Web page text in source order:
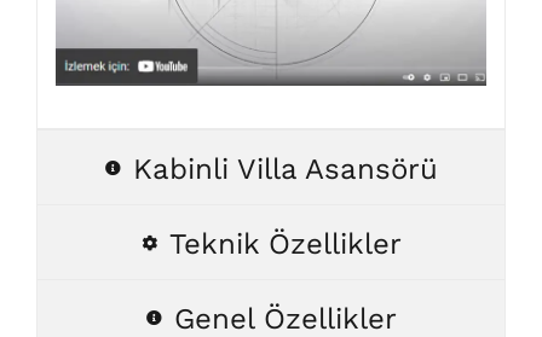
Kabinli Villa Asansörü
Teknik Özellikler
Genel Özellikler